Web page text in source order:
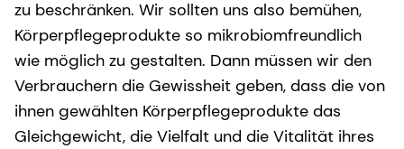
zu beschränken. Wir sollten uns also bemühen,
Körperpflegeprodukte so mikrobiomfreundlich
wie möglich zu gestalten. Dann müssen wir den
Verbrauchern die Gewissheit geben, dass die von
ihnen gewählten Körperpflegeprodukte das
Gleichgewicht, die Vielfalt und die Vitalität ihres